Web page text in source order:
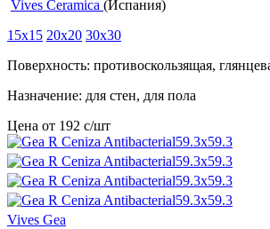
Vives Ceramica (Испания)
15x15 20x20 30x30
Поверхность: противоскользящая,
Назначение: для стен, для пола
Цена от 192 c/шт
Vives Gea